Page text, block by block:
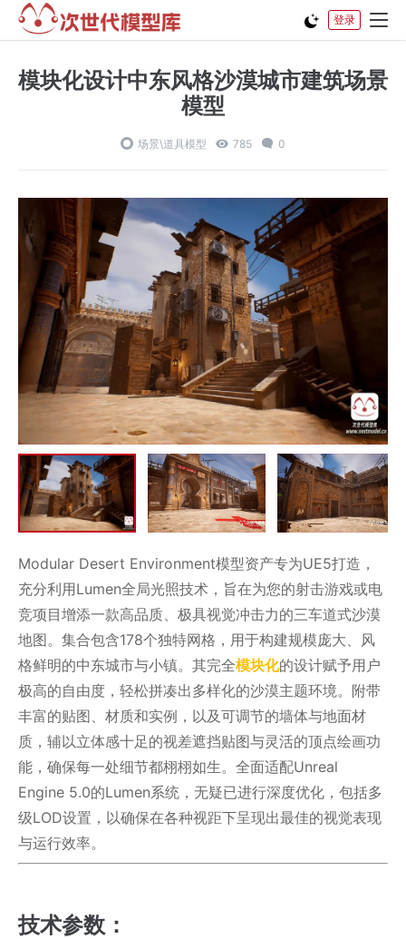
登录
模块化设计中东风格沙漠城市建筑场景
模型
场景\道具模型 785 0
Modular Desert Environment模型资产专为UE5打造，
充分利用Lumen全局光照技术，旨在为您的射击游戏或电
竞项目增添一款高品质、极具视觉冲击力的三车道式沙漠
地图。集合包含178个独特网格，用于构建规模庞大、风
格鲜明的中东城市与小镇。其完全模块化的设计赋予用户
极高的自由度，轻松拼凑出多样化的沙漠主题环境。附带
丰富的贴图、材质和实例，以及可调节的墙体与地面材
质，辅以立体感十足的视差遮挡贴图与灵活的顶点绘画功
能，确保每一处细节都栩栩如生。全面适配Unreal
Engine 5.0的Lumen系统，无疑已进行深度优化，包括多
级LOD设置，以确保在各种视距下呈现出最佳的视觉表现
与运行效率。
技术参数：